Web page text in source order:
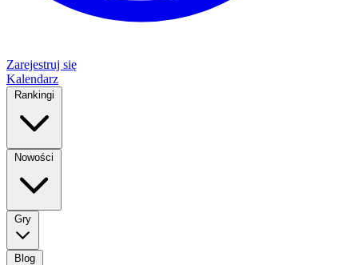
Zarejestruj się
Kalendarz
Rankingi
Nowości
Gry
Blog